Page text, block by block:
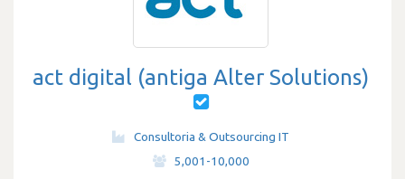
act digital (antiga Alter Solutions)
Consultoria & Outsourcing IT
5,001-10,000